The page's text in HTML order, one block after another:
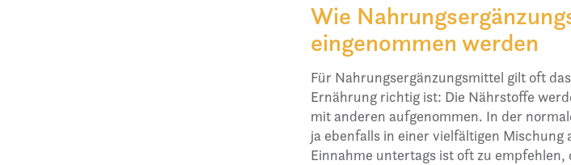
Wie
eingenommen werden
Für Nahrungsergänzungsmittel gilt oft
Ernährung richtig ist: Die Nährstoffe
mit anderen aufgenommen. In der
ja ebenfalls in einer vielfältigen Mischung
Einnahme untertags ist oft zu empfehlen,